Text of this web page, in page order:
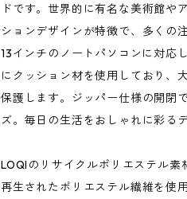
ドです。世界的に有名な美術館や
ションデザインが特徴で、多くの
13インチのノートパソコンに対応
にクッション材を使用しており、
保護します。ジッパー仕様の開閉
ズ。毎日の生活をおしゃれに彩る
LOQIのリサイクルポリエステル
再生されたポリエステル繊維を使